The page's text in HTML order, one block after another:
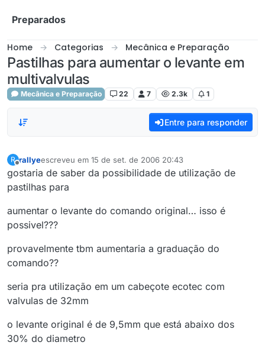
Preparados
Home Categorias Mecânica e Preparação
Pastilhas para aumentar o levante em
multivalvulas
Mecânica e Preparação 22 7 2.3k 1
Entre para responder
R
Offline
rallyeescreveu em 15 de set. de 2006 20:43
última edição por
gostaria de saber da possibilidade de utilização de
pastilhas para
aumentar o levante do comando original… isso é
possivel???
provavelmente tbm aumentaria a graduação do
comando??
seria pra utilização em um cabeçote ecotec com
valvulas de 32mm
o levante original é de 9,5mm que está abaixo dos
30% do diametro